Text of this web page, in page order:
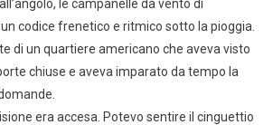
le campanelle da vento di
codice frenetico e ritmico sotto la pioggia.
di un quartiere americano che aveva visto
chiuse e aveva imparato da tempo la
era accesa. Potevo sentire il cinguettio